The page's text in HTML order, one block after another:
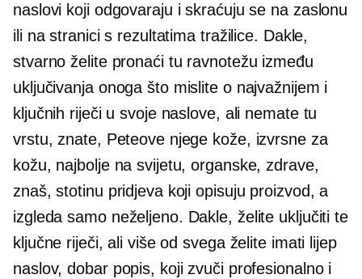
naslovi koji odgovaraju i skraćuju se na zaslonu
ili na stranici s rezultatima tražilice. Dakle,
stvarno želite pronaći tu ravnotežu između
uključivanja onoga što mislite o najvažnijem i
ključnih riječi u svoje naslove, ali nemate tu
vrstu, znate, Peteove njege kože, izvrsne za
kožu, najbolje na svijetu, organske, zdrave,
znaš, stotinu pridjeva koji opisuju proizvod, a
izgleda samo neželjeno. Dakle, želite uključiti te
ključne riječi, ali više od svega želite imati lijep
naslov, dobar popis, koji zvuči profesionalno i